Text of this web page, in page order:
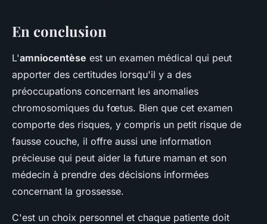
En conclusion
L'amniocentèse est un examen médical qui peut
apporter des certitudes lorsqu'il y a des
préoccupations concernant les anomalies
chromosomiques du fœtus. Bien que cet examen
comporte des risques, y compris un petit risque de
fausse couche, il offre aussi une information
précieuse qui peut aider la future maman et son
médecin à prendre des décisions informées
concernant la grossesse.
C'est un choix personnel et chaque patiente doit